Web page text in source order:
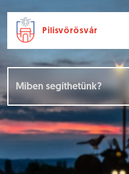
Ugrás a fő tartalomhoz
Pilisvörösvár
Hírek [
Események []
Dokumentumok [